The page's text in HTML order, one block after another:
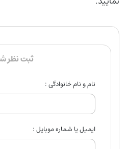
ثبت نظر
نام و نام خانوادگی :
ایمیل یا شماره موبایل :